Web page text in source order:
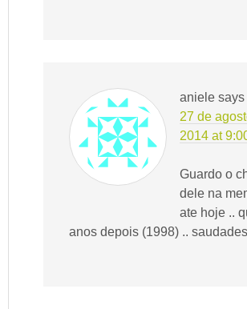
aniele says
27 de
2014 at
Guardo o
dele na
ate hoje ..
anos depois (1998) .. saudades